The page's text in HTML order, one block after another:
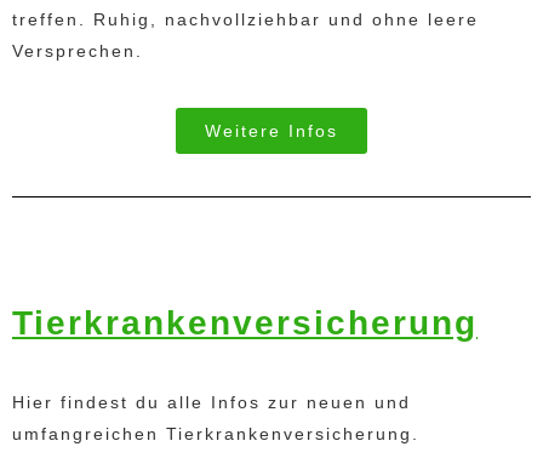
treffen. Ruhig, nachvollziehbar und ohne leere
Versprechen.
Weitere Infos
Tierkrankenversicherung
Hier findest du alle Infos zur neuen und
umfangreichen Tierkrankenversicherung.